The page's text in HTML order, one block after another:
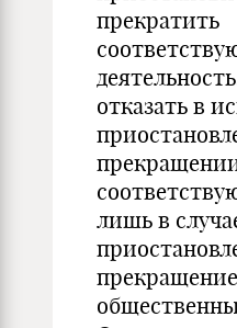
прекратить
отказать в
лишь в